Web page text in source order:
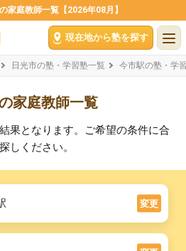
家庭教師一覧【2026年08月】
現在地から塾を探す
日光市の塾・学習塾一覧 今市駅の塾・学
家庭教師一覧
果となります。ご希望の条件に合
しください。
変更